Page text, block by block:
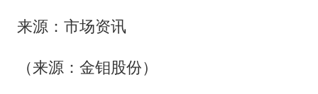
来源：市场资讯
（来源：金钼股份）